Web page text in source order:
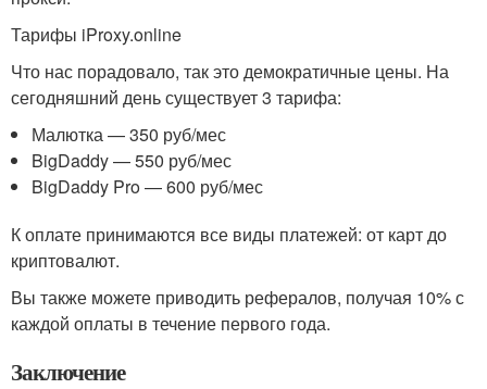
Тарифы iProxy.online
Что нас порадовало, так это демократичные цены. На
сегодняшний день существует 3 тарифа:
Малютка — 350 руб/мес
BigDaddy — 550 руб/мес
BigDaddy Pro — 600 руб/мес
К оплате принимаются все виды платежей: от карт до
криптовалют.
Вы также можете приводить рефералов, получая 10% с
каждой оплаты в течение первого года.
Заключение